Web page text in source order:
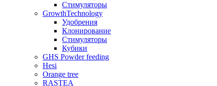
Стимуляторы
GrowthTechnology
Удобрения
Клонирование
Стимуляторы
Кубики
GHS Powder feeding
Hesi
Orange tree
RASTEA